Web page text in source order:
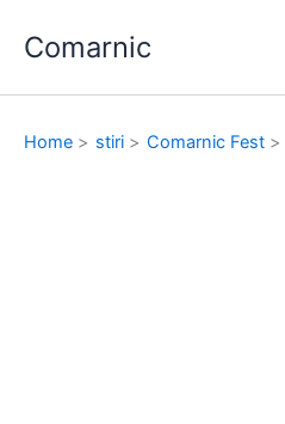
Comarnic
Home stiri Comarnic Fest